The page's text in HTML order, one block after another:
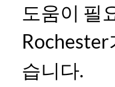
도움이 필
Rochester
습니다.